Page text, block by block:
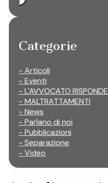
Categorie
- Articoli
- Eventi
- L'AVVOCATO RISPONDE
- MALTRATTAMENTI
- News
- Parlano di noi
- Pubblicazioni
- Separazione
- Video